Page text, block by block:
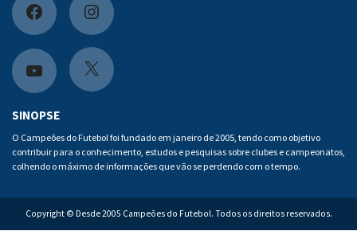
F
a
c
b
o
k
I
n
s
a
g
a
Y
o
u
t
b
X
SINOPSE
O Campeões do Futebol foi fundado em janeiro de 2005, tendo como objetivo
contribuir para o conhecimento, estudos e pesquisas sobre clubes e campeonatos,
colhendo o máximo de informações que vão se perdendo com o tempo.
Copyright © Desde 2005 Campeões do Futebol. Todos os direitos reservados.